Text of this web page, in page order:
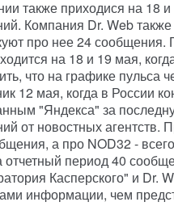
также приходися на 18
Компания Dr. Web также
про нее 24 сообщения.
на 18 и 19 мая,
что на графике пульса
12 мая, когда в России
"Яндекса" за
от новостных агентств.
а про NOD32 -
период 40
Касперского" и Dr.
информации, чем